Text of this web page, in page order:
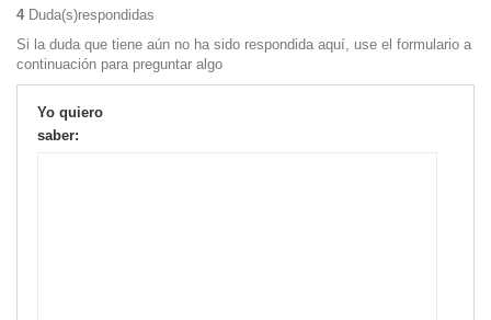
4 Duda(s)respondidas
Si la duda que tiene aún no ha sido respondida aquí, use el formulario a
continuación para preguntar algo
Yo quiero
saber: